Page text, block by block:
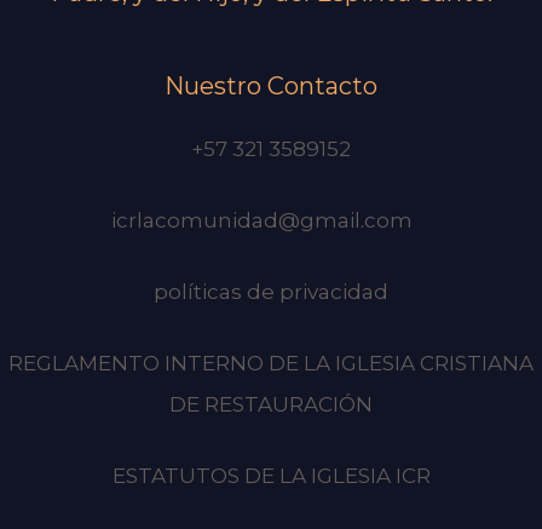
Nuestro Contacto
+57 321 3589152
icrlacomunidad@gmail.com
políticas de privacidad
REGLAMENTO INTERNO DE LA IGLESIA CRISTIANA
DE RESTAURACIÓN
ESTATUTOS DE LA IGLESIA ICR